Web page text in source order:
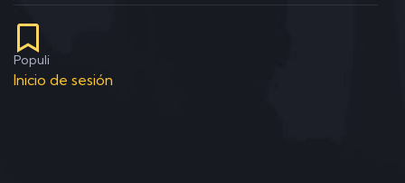
Populi
Inicio de sesión